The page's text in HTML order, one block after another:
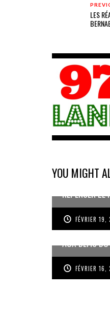
LES
YOU MIGHT
REPENSER
FÉVRIER 19,
« UN GOSIER
AUX DÉFIS
FÉVRIER 16,